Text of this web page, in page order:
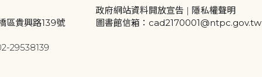
區貴興路139號
29538139
政府網站資料開放宣告 | 隱私權聲明
圖書館信箱：cad2170001@ntpc.gov.tw